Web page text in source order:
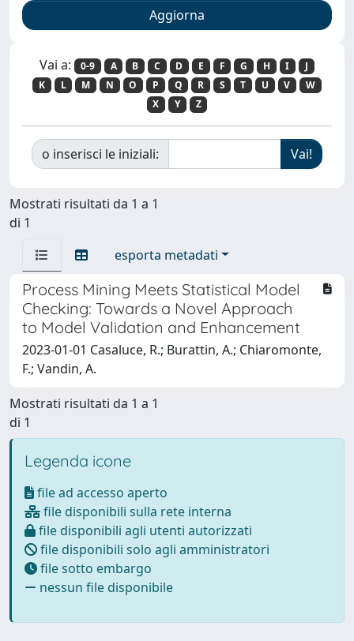
Vai a: 0-9 A B C D E F G H I
J
K
L M N O P Q R S T U V
W
X
Y Z
o inserisci le iniziali:
Mostrati risultati da 1 a 1
di 1
esporta metadati
Process Mining Meets Statistical Model
Checking: Towards a Novel Approach
to Model Validation and Enhancement
2023-01-01 Casaluce, R.; Burattin, A.; Chiaromonte,
F.; Vandin, A.
Mostrati risultati da 1 a 1
di 1
Legenda icone
file ad accesso aperto
file disponibili sulla rete interna
file disponibili agli utenti autorizzati
file disponibili solo agli amministratori
file sotto embargo
nessun file disponibile